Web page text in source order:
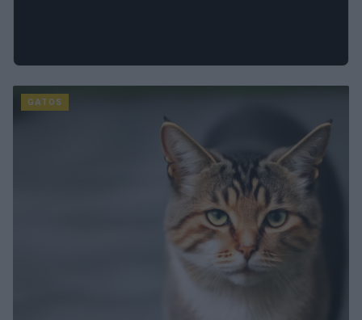
GATOS